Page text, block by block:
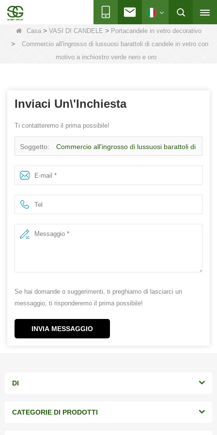
Casa> VASI DI CANDELE > Portacandele in vetro decorativo
>
Commercio all'ingrosso di lussuosi barattoli di candele in vetro con
motivo a inchiostro verde nero e oro
Inviaci Un\'inchiesta
Ti contatteremo il prima possibile!
Soggetto: Commercio all'ingrosso di lussuosi barattoli di
candele in vetro con motivo a inchiostro verde nero e oro
Se hai domande o suggerimenti, ti preghiamo di lasciarci un
messaggio, ti risponderemo il prima possibile!
INVIA MESSAGGIO
DI
CATEGORIE DI PRODOTTI